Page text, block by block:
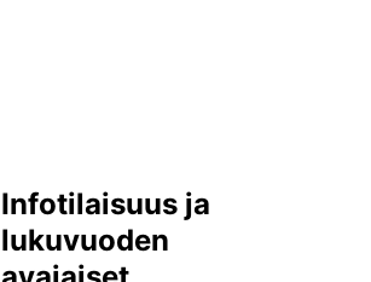
Infotilaisuus ja
lukuvuoden